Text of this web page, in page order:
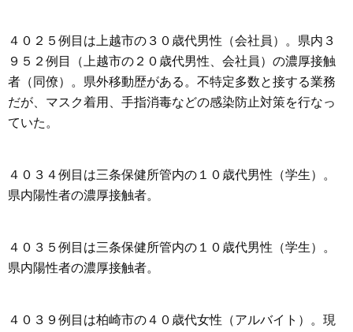
４０２５例目は上越市の３０歳代男性（会社員）。県内３
９５２例目（上越市の２０歳代男性、会社員）の濃厚接触
者（同僚）。県外移動歴がある。不特定多数と接する業務
だが、マスク着用、手指消毒などの感染防止対策を行なっ
ていた。
４０３４例目は三条保健所管内の１０歳代男性（学生）。
県内陽性者の濃厚接触者。
４０３５例目は三条保健所管内の１０歳代男性（学生）。
県内陽性者の濃厚接触者。
４０３９例目は柏崎市の４０歳代女性（アルバイト）。現